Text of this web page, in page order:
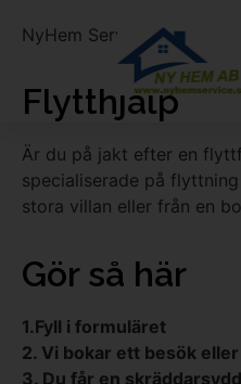
NyHem Service AB
Flytthjälp
Är du på jakt efter en
specialiserade på
stora villan eller från en
Gör så här
1.Fyll i formuläret
2. Vi bokar ett besök
3. Du får en